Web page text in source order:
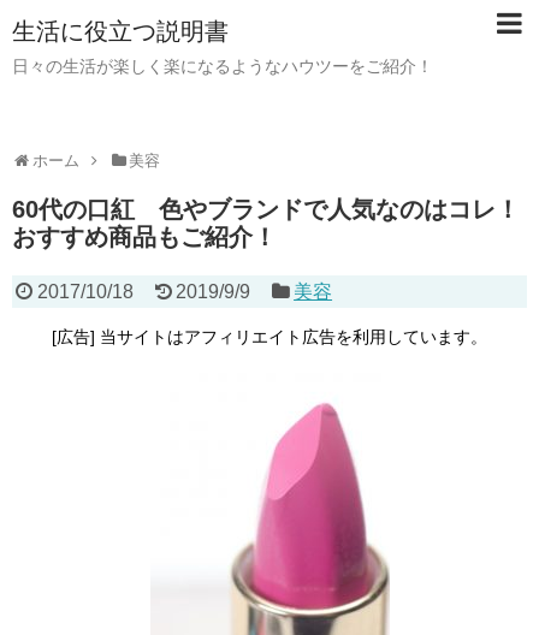
生活に役立つ説明書
日々の生活が楽しく楽になるようなハウツーをご紹介！
ホーム 美容
60代の口紅 色やブランドで人気なのはコレ！
おすすめ商品もご紹介！
2017/10/18 2019/9/9 美容
[広告] 当サイトはアフィリエイト広告を利用しています。